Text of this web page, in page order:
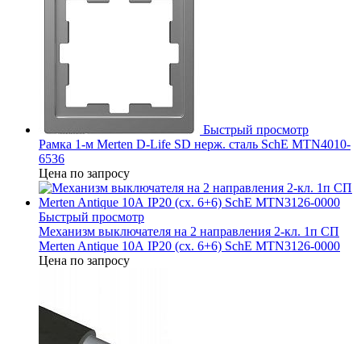
Быстрый просмотр
Рамка 1-м Merten D-Life SD нерж. сталь SchE MTN4010-
6536
Цена по запросу
Быстрый просмотр
Механизм выключателя на 2 направления 2-кл. 1п СП
Merten Antique 10А IP20 (сх. 6+6) SchE MTN3126-0000
Цена по запросу